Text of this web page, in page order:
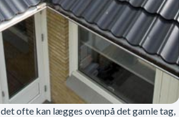
ofte kan lægges ovenpå det gamle tag,